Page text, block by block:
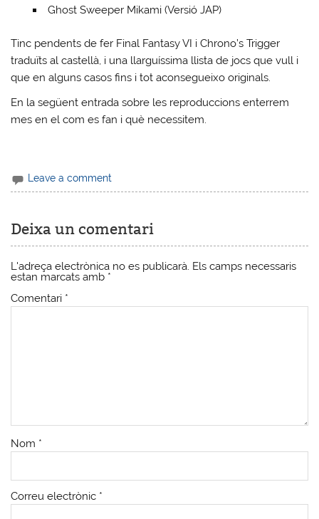
Ghost Sweeper Mikami (Versió JAP)
Tinc pendents de fer Final Fantasy VI i Chrono’s Trigger
traduïts al castellà, i una llarguíssima llista de jocs que vull i
que en alguns casos fins i tot aconsegueixo originals.
En la següent entrada sobre les reproduccions enterrem
mes en el com es fan i què necessitem.
Leave a comment
Deixa un comentari
L'adreça electrònica no es publicarà. Els camps necessaris
estan marcats amb *
Comentari *
Nom *
Correu electrònic *